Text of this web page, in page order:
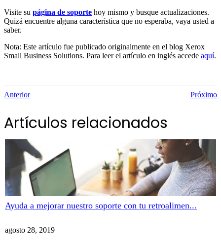
Visite su página de soporte hoy mismo y busque actualizaciones.
Quizá encuentre alguna característica que no esperaba, vaya usted a
saber.
Nota: Este artículo fue publicado originalmente en el blog Xerox
Small Business Solutions. Para leer el artículo en inglés accede aquí.
Anterior Próximo
Artículos relacionados
Ayuda a mejorar nuestro soporte con tu retroalimen...
agosto 28, 2019